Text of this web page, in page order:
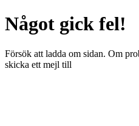
Något gick fel!
Försök att ladda om sidan. Om
skicka ett mejl till